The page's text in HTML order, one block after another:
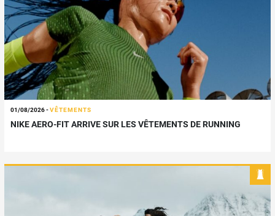
01/08/2026-VÊTEMENTS
NIKE AERO-FIT ARRIVE SUR LES VÊTEMENTS DE RUNNING